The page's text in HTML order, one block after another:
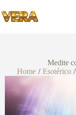
Medite
Home / Esotérico /